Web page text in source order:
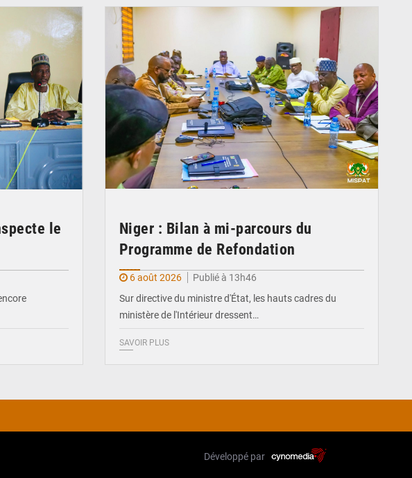
le
Niger : Bilan à mi-parcours du
Programme de Refondation
6 août 2026
Publié à 13h46
Sur directive du ministre d'État, les hauts cadres du
ministère de l'Intérieur dressent…
SAVOIR PLUS
Développé par